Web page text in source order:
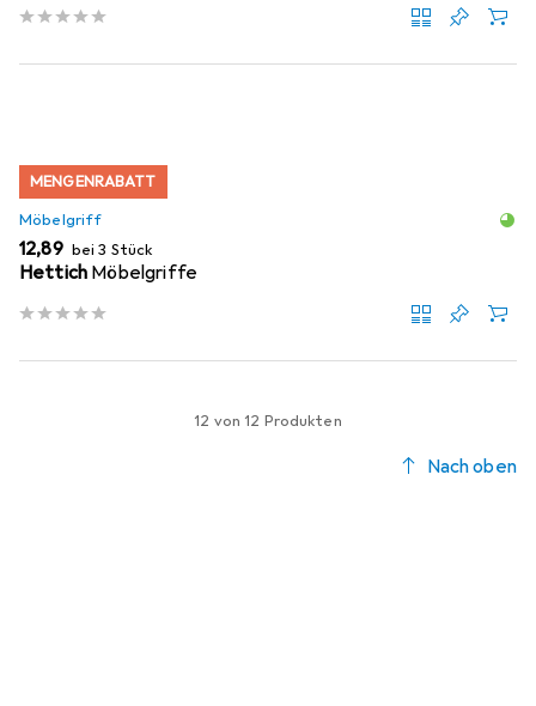
MENGENRABATT
Möbelgriff
EUR
12,89 bei 3 Stück
Hettich Möbelgriffe
12 von 12 Produkten
Nach oben